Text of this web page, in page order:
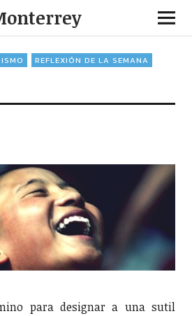
REFLEXIÓN DE LA SEMANA
para designar a una sutil